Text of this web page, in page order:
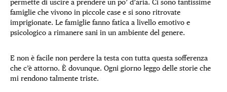
permette di uscire a prendere un po’ d’aria. Ci sono tantissime
famiglie che vivono in piccole case e si sono ritrovate
imprigionate. Le famiglie fanno fatica a livello emotivo e
psicologico a rimanere sani in un ambiente del genere.
E non è facile non perdere la testa con tutta questa sofferenza
che c’è attorno. È dovunque. Ogni giorno leggo delle storie che
mi rendono talmente triste.